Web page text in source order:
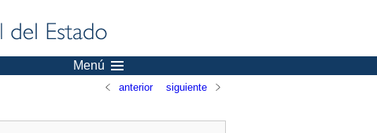
Menú
anterior siguiente